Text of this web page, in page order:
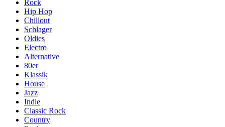
Rock
Hip Hop
Chillout
Schlager
Oldies
Electro
Alternative
80er
Klassik
House
Jazz
Indie
Classic Rock
Country